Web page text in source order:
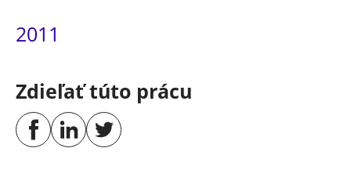
2011
Zdieľať túto prácu